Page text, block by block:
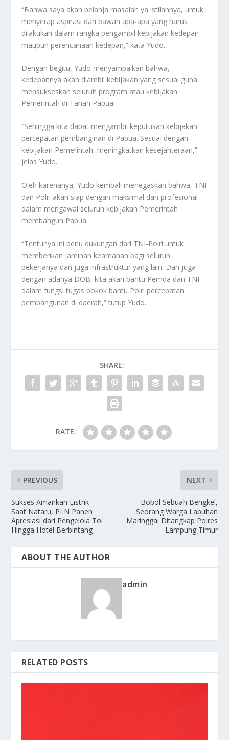
“Bahwa saya akan belanja masalah ya istilahnya, untuk
menyerap aspirasi dari bawah apa-apa yang harus
dilakukan dalam rangka pengambil kebijakan kedepan
maupun perencanaan kedepan,” kata Yudo.
Dengan begitu, Yudo menyampaikan bahwa,
kedepannya akan diambil kebijakan yang sesuai guna
mensukseskan seluruh program atau kebijakan
Pemerintah di Tanah Papua.
“Sehingga kita dapat mengambil keputusan kebijakan
percepatan pembanginan di Papua. Sesuai dengan
kebijakan Pemerintah, meningkatkan kesejahteraan,”
jelas Yudo.
Oleh karenanya, Yudo kembali menegaskan bahwa, TNI
dan Polri akan siap dengan maksimal dan profesional
dalam mengawal seluruh kebijakan Pemerintah
membangun Papua.
“Tentunya ini perlu dukungan dari TNI-Polri untuk
memberikan jaminan keamanan bagi seluruh
pekerjanya dan juga infrastruktur yang lain. Dan juga
dengan adanya DOB, kita akan bantu Pemda dan TNI
dalam fungsi tugas pokok bantu Polri percepatan
pembangunan di daerah,” tutup Yudo.
SHARE:
RATE:
PREVIOUS
Sukses Amankan Listrik
Saat Nataru, PLN Panen
Apresiasi dari Pengelola Tol
Hingga Hotel Berbintang
NEXT
Bobol Sebuah Bengkel,
Seorang Warga Labuhan
Maringgai Ditangkap Polres
Lampung Timur
ABOUT THE AUTHOR
admin
RELATED POSTS